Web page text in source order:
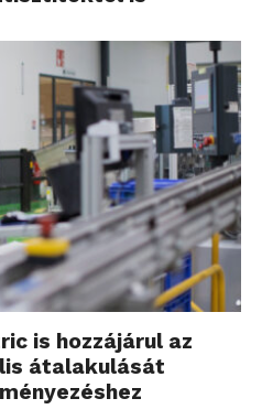
is hozzájárul az
átalakulását